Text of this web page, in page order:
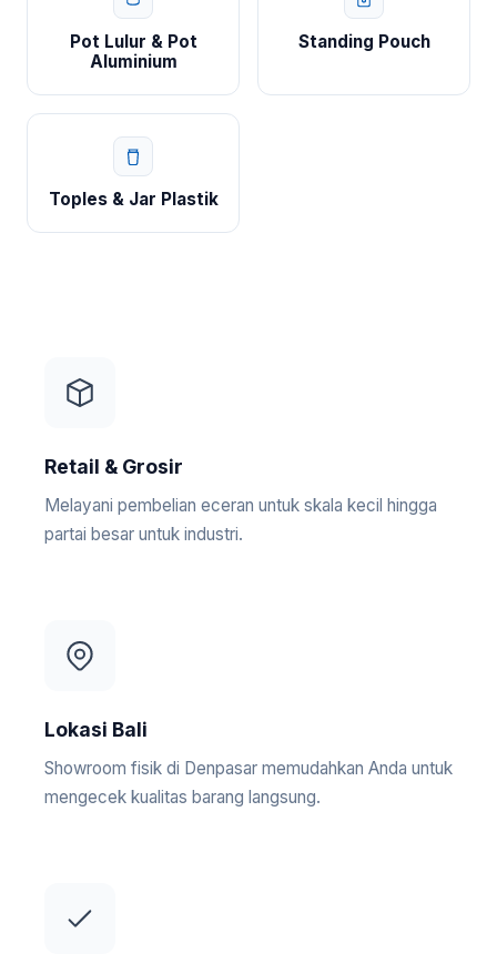
Pot Lulur & Pot
Aluminium
Standing Pouch
Toples & Jar Plastik
Retail & Grosir
Melayani pembelian eceran untuk skala kecil hingga
partai besar untuk industri.
Lokasi Bali
Showroom fisik di Denpasar memudahkan Anda untuk
mengecek kualitas barang langsung.